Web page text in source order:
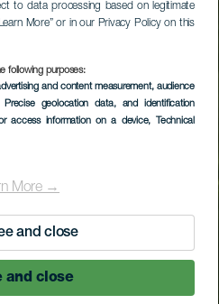
to data processing based on legitimate
More” or in our Privacy Policy on this
following purposes:
and content measurement, audience
geolocation data, and identification
access information on a device, Technical
More →
and close
and close